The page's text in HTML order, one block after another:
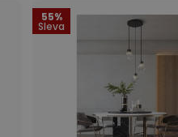
55%
Sleva